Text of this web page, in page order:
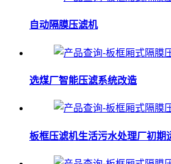
自动隔膜压滤机
选煤厂智能压滤系统改造
板框压滤机生活污水处理厂初期